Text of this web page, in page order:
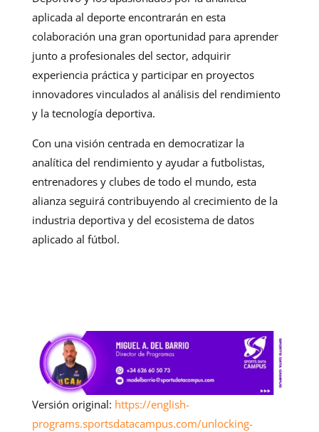
aplicada al deporte encontrarán en esta
colaboración una gran oportunidad para aprender
junto a profesionales del sector, adquirir
experiencia práctica y participar en proyectos
innovadores vinculados al análisis del rendimiento
y la tecnología deportiva.
Con una visión centrada en democratizar la
analítica del rendimiento y ayudar a futbolistas,
entrenadores y clubes de todo el mundo, esta
alianza seguirá contribuyendo al crecimiento de la
industria deportiva y del ecosistema de datos
aplicado al fútbol.
Versión original: https://english-
programs.sportsdatacampus.com/unlocking-